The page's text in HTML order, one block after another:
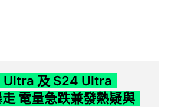
及 S24 Ultra
電量急跌兼發熱疑與